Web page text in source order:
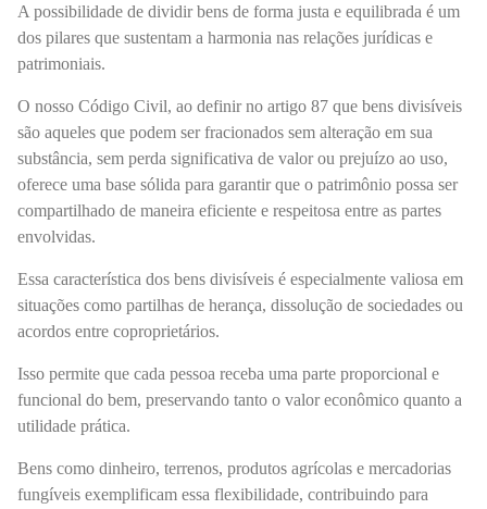
A possibilidade de dividir bens de forma justa e equilibrada é um
dos pilares que sustentam a harmonia nas relações jurídicas e
patrimoniais.
O nosso Código Civil, ao definir no artigo 87 que bens divisíveis
são aqueles que podem ser fracionados sem alteração em sua
substância, sem perda significativa de valor ou prejuízo ao uso,
oferece uma base sólida para garantir que o patrimônio possa ser
compartilhado de maneira eficiente e respeitosa entre as partes
envolvidas.
Essa característica dos bens divisíveis é especialmente valiosa em
situações como partilhas de herança, dissolução de sociedades ou
acordos entre coproprietários.
Isso permite que cada pessoa receba uma parte proporcional e
funcional do bem, preservando tanto o valor econômico quanto a
utilidade prática.
Bens como dinheiro, terrenos, produtos agrícolas e mercadorias
fungíveis exemplificam essa flexibilidade, contribuindo para